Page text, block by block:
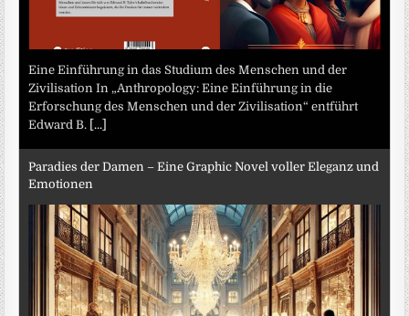
Eine Einführung in das Studium des Menschen und der
Zivilisation In „Anthropology: Eine Einführung in die
Erforschung des Menschen und der Zivilisation“ entführt
Edward B. [...]
Paradies der Damen – Eine Graphic Novel voller Eleganz und
Emotionen